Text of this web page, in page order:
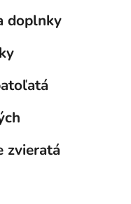
doplnky
zvieratá